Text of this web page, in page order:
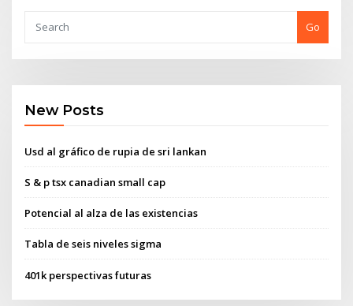
Go
New Posts
Usd al gráfico de rupia de sri lankan
S & p tsx canadian small cap
Potencial al alza de las existencias
Tabla de seis niveles sigma
401k perspectivas futuras